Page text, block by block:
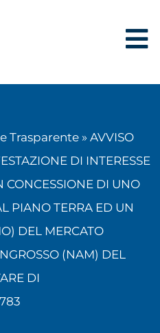
Trasparente » AVVISO
DI INTERESSE
CONCESSIONE DI UNO
PIANO TERRA ED UN
DEL MERCATO
(NAM) DEL
DI